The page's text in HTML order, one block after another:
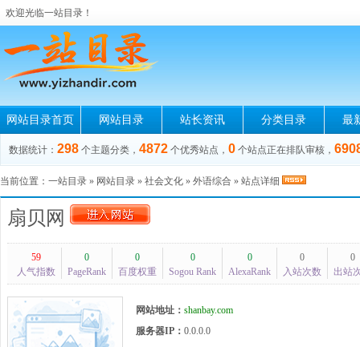
欢迎光临一站目录！
网站目录首页 网站目录 站长资讯 分类目录 最
数据统计： 298 个主题分类， 4872 个优秀站点， 0 个站点正在排队审核，
当前位置： 一站目录 » 网站目录 » 社会文化 » 外语综合 » 站点详细
扇贝网
59
人气指数
0
PageRank
0
百度权重
0
Sogou Rank
0
AlexaRank
0
入站次数
0
出站
网站地址： shanbay.com
服务器IP： 0.0.0.0